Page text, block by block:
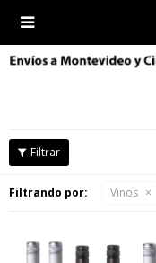

Filtrando por: Vinos